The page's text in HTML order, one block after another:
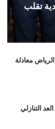
تقلب
معادلة
التنازلي